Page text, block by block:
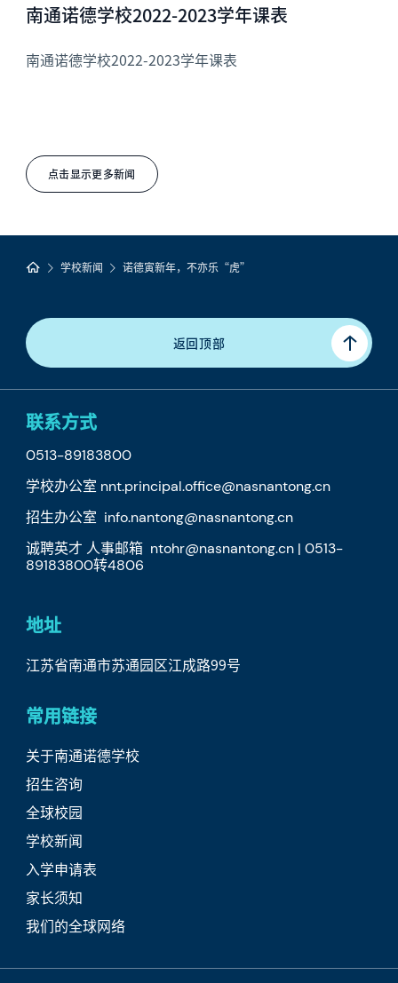
点击显示更多新闻
南通诺德学校2022-2023学年课表
南通诺德学校2022-2023学年课表
学校新闻 诺德寅新年，不亦乐“虎”
返回顶部
联系方式
0513-89183800
学校办公室 nnt.principal.office@nasnantong.cn
招生办公室 info.nantong@nasnantong.cn
诚聘英才 人事邮箱 ntohr@nasnantong.cn | 0513-
89183800转4806
地址
江苏省南通市苏通园区江成路99号
常用链接
关于南通诺德学校
招生咨询
全球校园
学校新闻
入学申请表
家长须知
我们的全球网络